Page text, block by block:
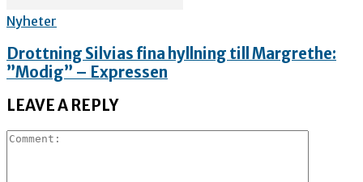
Nyheter
Drottning Silvias fina hyllning till Margrethe:
”Modig” – Expressen
LEAVE A REPLY